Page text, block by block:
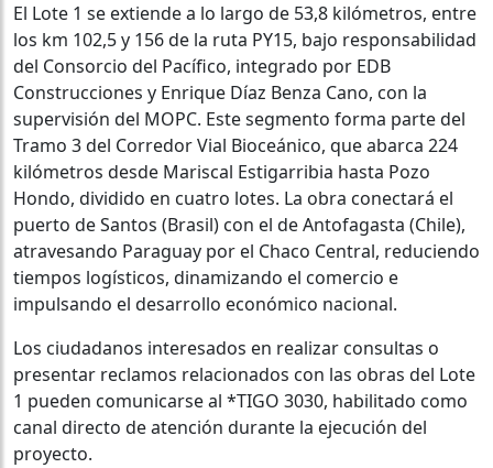
El Lote 1 se extiende a lo largo de 53,8 kilómetros, entre
los km 102,5 y 156 de la ruta PY15, bajo responsabilidad
del Consorcio del Pacífico, integrado por EDB
Construcciones y Enrique Díaz Benza Cano, con la
supervisión del MOPC. Este segmento forma parte del
Tramo 3 del Corredor Vial Bioceánico, que abarca 224
kilómetros desde Mariscal Estigarribia hasta Pozo
Hondo, dividido en cuatro lotes. La obra conectará el
puerto de Santos (Brasil) con el de Antofagasta (Chile),
atravesando Paraguay por el Chaco Central, reduciendo
tiempos logísticos, dinamizando el comercio e
impulsando el desarrollo económico nacional.
Los ciudadanos interesados en realizar consultas o
presentar reclamos relacionados con las obras del Lote
1 pueden comunicarse al *TIGO 3030, habilitado como
canal directo de atención durante la ejecución del
proyecto.